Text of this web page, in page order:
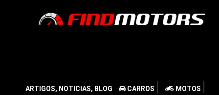
ARTIGOS, NOTICIAS, BLOG CARROS | MOTOS |